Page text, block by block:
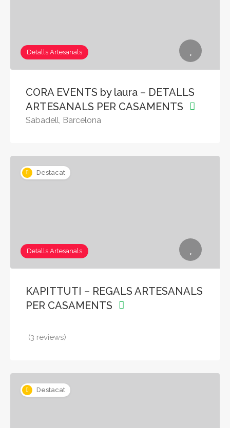
Detalls Artesanals
CORA EVENTS by laura – DETALLS
ARTESANALS PER CASAMENTS
Sabadell, Barcelona
Destacat
Detalls Artesanals
KAPITTUTI – REGALS ARTESANALS
PER CASAMENTS
(3 reviews)
Destacat